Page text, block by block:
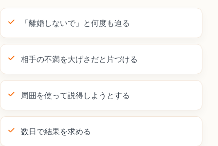
「離婚しないで」と何度も迫る
相手の不満を大げさだと片づける
周囲を使って説得しようとする
数日で結果を求める